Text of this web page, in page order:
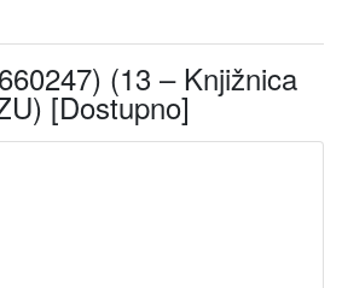
(13 – Knjižnica
[Dostupno]